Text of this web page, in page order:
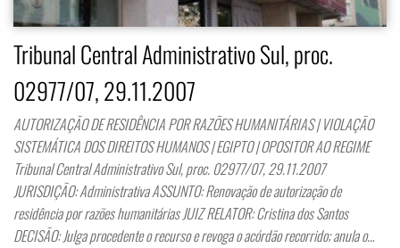
Tribunal Central Administrativo Sul, proc.
02977/07, 29.11.2007
AUTORIZAÇÃO DE RESIDÊNCIA POR RAZÕES HUMANITÁRIAS | VIOLAÇÃO
SISTEMÁTICA DOS DIREITOS HUMANOS | EGIPTO | OPOSITOR AO REGIME
Tribunal Central Administrativo Sul, proc. 02977/07, 29.11.2007
JURISDIÇÃO: Administrativa ASSUNTO: Renovação de autorização de
residência por razões humanitárias JUIZ RELATOR: Cristina dos Santos
DECISÃO: Julga procedente o recurso e revoga o acórdão recorrido; anula o…